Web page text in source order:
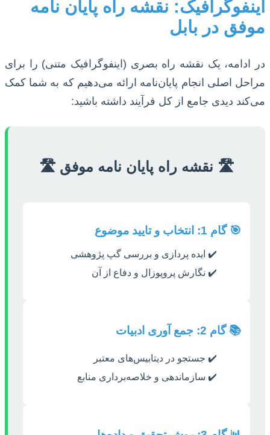
اینفوگرافیک: نقشه راه پایان نامه
موفق در بابل
در ادامه، یک نقشه راه بصری (اینفوگرافیک متنی) را برای
مراحل اصلی انجام پایان‌نامه ارائه می‌دهیم که به شما کمک
می‌کند دیدی جامع از کل فرآیند داشته باشید:
🛣️ نقشه راه پایان نامه موفق 🛣️
🎯 گام 1: انتخاب و تایید موضوع
✔️ ایده پردازی و بررسی گپ پژوهشی
✔️ نگارش پروپوزال و دفاع از آن
📚 گام 2: جمع آوری ادبیات
✔️ جستجو در دیتابیس‌های معتبر
✔️ سازماندهی و خلاصه‌برداری منابع